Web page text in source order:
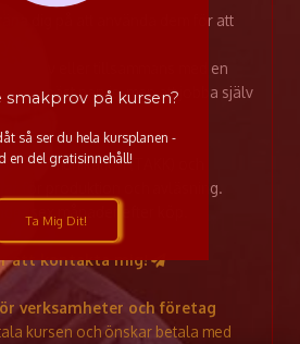
dig på att använda dem för att
själv eller tillsammans med en
görs bäst parvis, men att jobba själv
(TAKK) och
för produktion och av
läsning.
sex månader efter köp.
att kontakta mig!
verksamheter och företag
kursen och önskar betala med
smakprov på kursen?
så ser du hela kursplanen -
en del gratisinnehåll!
Ta Mig Dit!